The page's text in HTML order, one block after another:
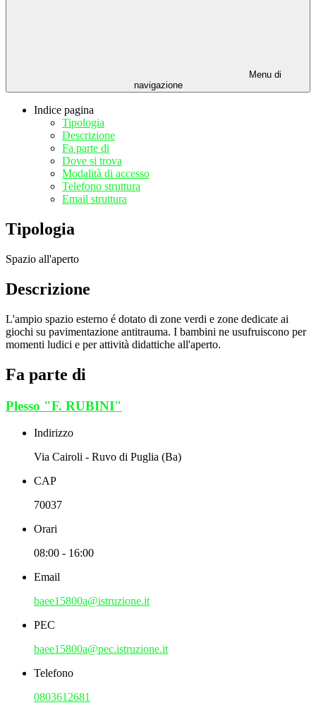
Menu di
navigazione
Indice pagina
Tipologia
Descrizione
Fa parte di
Dove si trova
Modalità di accesso
Telefono struttura
Email struttura
Tipologia
Spazio all'aperto
Descrizione
L'ampio spazio esterno é dotato di zone verdi e zone dedicate ai
giochi su pavimentazione antitrauma. I bambini ne usufruiscono per
momenti ludici e per attività didattiche all'aperto.
Fa parte di
Plesso "F. RUBINI"
Indirizzo
Via Cairoli - Ruvo di Puglia (Ba)
CAP
70037
Orari
08:00 - 16:00
Email
baee15800a@istruzione.it
PEC
baee15800a@pec.istruzione.it
Telefono
0803612681